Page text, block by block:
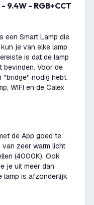
een Smart Lamp die
je van elke lamp
is dat de lamp
bevinden. Voor de
''bridge'' nodig hebt.
WIFI en de Calex
de App goed te
van zeer warm licht
(4000K). Ook
je uit meer dan
lamp is afzonderlijk